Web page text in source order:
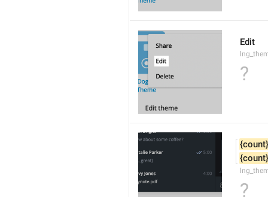
Edit
?
{count}
{count}
?